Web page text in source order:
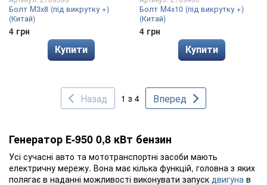
Болт M3x8 (під викрутку +)
(Китай)
4 грн
Купити
Болт M4x10 (під викрутку +)
(Китай)
4 грн
Купити
Назад 1 з 4 Вперед
Генератор Е-950 0,8 кВт бензин
Усі сучасні авто та мототранспортні засоби мають
електричну мережу. Вона має кілька функцій, головна з яких
полягає в наданні можливості виконувати запуск двигуна в